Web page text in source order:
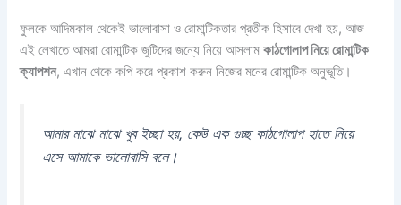
ফুলকে আদিমকাল থেকেই ভালোবাসা ও রোমান্টিকতার প্রতীক হিসাবে দেখা হয়, আজ
এই লেখাতে আমরা রোমান্টিক জুটিদের জন্যে নিয়ে আসলামকাঠগোলাপ নিয়ে রোমান্টিক
ক্যাপশন, এখান থেকে কপি করে প্রকাশ করুন নিজের মনের রোমান্টিক অনুভূতি।
আমার মাঝে মাঝে খুব ইচ্ছা হয়, কেউ এক গুচ্ছ কাঠগোলাপ হাতে নিয়ে
এসে আমাকে ভালোবাসি বলে।